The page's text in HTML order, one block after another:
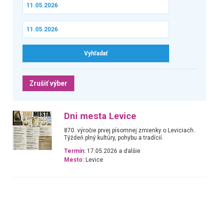
Zrušiť výber
Dni mesta Levice
870. výročie prvej písomnej zmienky o Leviciach.
Týždeň plný kultúry, pohybu a tradícií.
Termín: 17.05.2026 a ďalšie
Mesto: Levice